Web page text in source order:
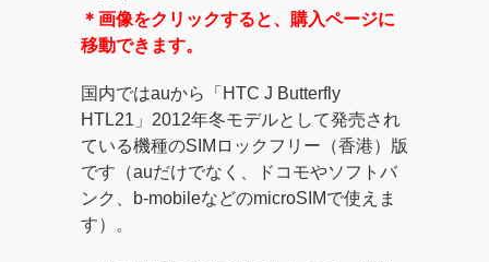
＊画像をクリックすると、購入ページに
移動できます。
国内ではauから「HTC J Butterfly
HTL21」2012年冬モデルとして発売され
ている機種のSIMロックフリー（香港）版
です（auだけでなく、ドコモやソフトバ
ンク、b-mobileなどのmicroSIMで使えま
す）。